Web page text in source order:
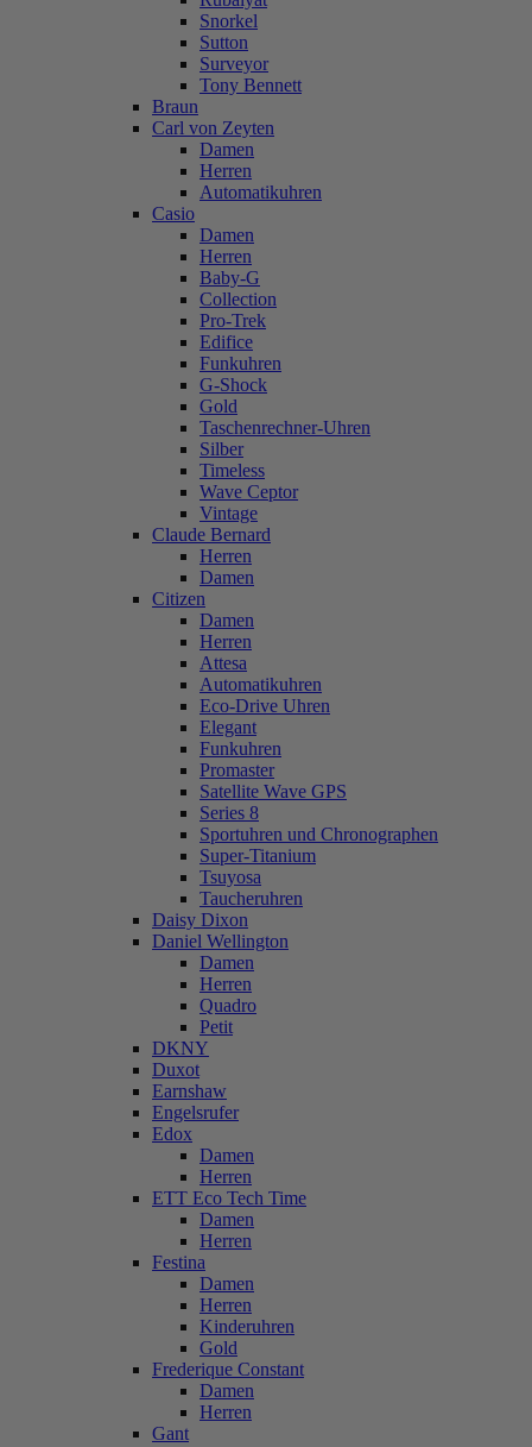
Snorkel
Sutton
Surveyor
Tony Bennett
Braun
Carl von Zeyten
Damen
Herren
Automatikuhren
Casio
Damen
Herren
Baby-G
Collection
Pro-Trek
Edifice
Funkuhren
G-Shock
Gold
Taschenrechner-Uhren
Silber
Timeless
Wave Ceptor
Vintage
Claude Bernard
Herren
Damen
Citizen
Damen
Herren
Attesa
Automatikuhren
Eco-Drive Uhren
Elegant
Funkuhren
Promaster
Satellite Wave GPS
Series 8
Sportuhren und Chronographen
Super-Titanium
Tsuyosa
Taucheruhren
Daisy Dixon
Daniel Wellington
Damen
Herren
Quadro
Petit
DKNY
Duxot
Earnshaw
Engelsrufer
Edox
Damen
Herren
ETT Eco Tech Time
Damen
Herren
Festina
Damen
Herren
Kinderuhren
Gold
Frederique Constant
Damen
Herren
Gant